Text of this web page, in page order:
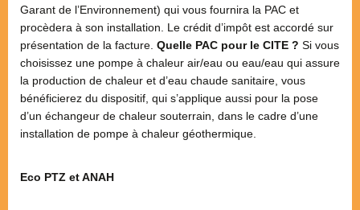
Garant de l’Environnement) qui vous fournira la PAC et
procèdera à son installation. Le crédit d’impôt est accordé sur
présentation de la facture. Quelle PAC pour le CITE ? Si vous
choisissez une pompe à chaleur air/eau ou eau/eau qui assure
la production de chaleur et d’eau chaude sanitaire, vous
bénéficierez du dispositif, qui s’applique aussi pour la pose
d’un échangeur de chaleur souterrain, dans le cadre d’une
installation de pompe à chaleur géothermique.
Eco PTZ et ANAH